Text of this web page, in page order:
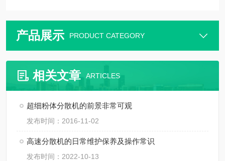
产品展示 PRODUCT CATEGORY
相关文章 ARTICLES
超细粉体分散机的前景非常可观
发布时间：2016-11-02
高速分散机的日常维护保养及操作常识
发布时间：2022-10-13